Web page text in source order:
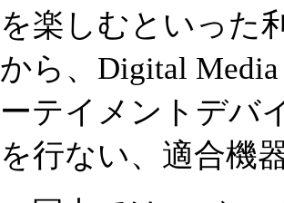
を楽しむといった
から、Digital
ーテイメントデバ
を行ない、適合機